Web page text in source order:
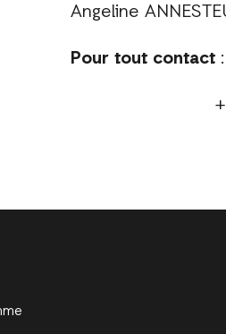
Angeline
Pour tout contact:
+ 509